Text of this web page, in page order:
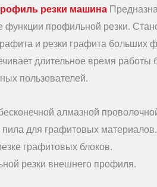
резки машина
профильной резки.
и резки графита больших
длительное время работы
пользователей.
алмазной
пила для графитовых материалов.
графитовых блоков.
резки внешнего профиля.